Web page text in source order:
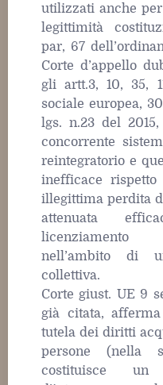
utilizzati anche
legittimità
par, 67
Corte d’appello
gli artt.3, 10, 35,
sociale europea,
lgs. n.23 del
concorrente
reintegratorio e
inefficace
illegittima perdita
attenuata
licenziamento
nell’ambito di
collettiva.
Corte giust. UE 9
già citata,
tutela dei diritti
persone (nella
costituisce un